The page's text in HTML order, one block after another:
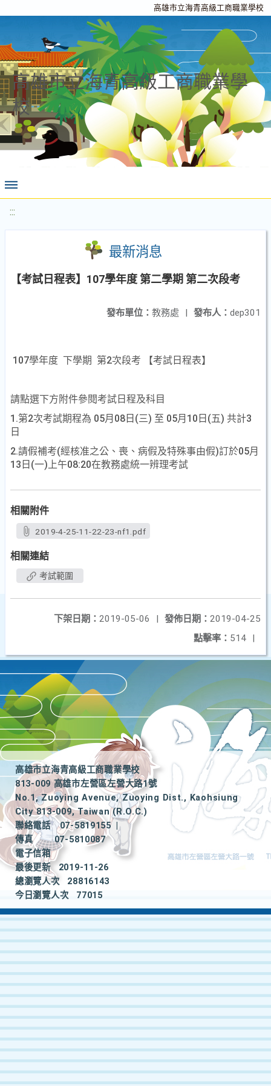
高雄市立海青高級工商職業學校
高雄市立海青高級工商職業學
校
:::
最新消息
【考試日程表】107學年度 第二學期 第二次段考
發布人： dep301
發布單位： 教務處 |
107學年度 下學期 第2次段考 【考試日程表】
請點選下方附件參閱考試日程及科目
1.第2次考試期程為 05月08日(三) 至 05月10日(五) 共計3
日
2.請假補考(經核准之公、喪、病假及特殊事由假)訂於05月
13日(一)上午08:20在教務處統一辨理考試
相關附件
2019-4-25-11-22-23-nf1.pdf
相關連結
考試範圍
發佈日期： 2019-04-25
下架日期： 2019-05-06
|
點擊率： 514 |
高雄市立海青高級工商職業學校
813-009 高雄市左營區左營大路1號
No.1, Zuoying Avenue, Zuoying Dist., Kaohsiung
City 813-009, Taiwan (R.O.C.)
聯絡電話
07-5819155
|
傳真
07-5810087
電子信箱
最後更新
2019-11-26
總瀏覽人次
28816143
今日瀏覽人次
77015